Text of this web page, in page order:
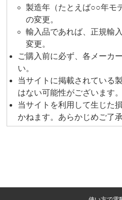
製造年（たとえば○○年モ
の変更。
輸入品であれば、正規輸
変更。
ご購入前に必ず、各メーカ
い。
当サイトに掲載されている
はない可能性がございます
当サイトを利用して生じた
かねます。あらかじめご了